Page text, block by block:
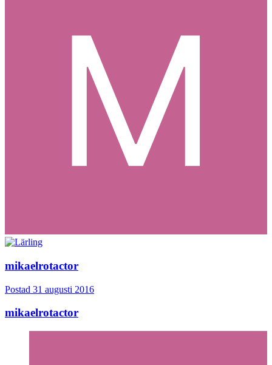
mikaelrotactor
Postad 31 augusti 2016
mikaelrotactor